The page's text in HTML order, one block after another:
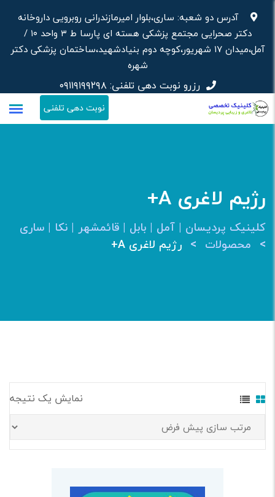
محتوا
آدرس دو شعبه: ساری،بلوار امیرمازندرانی روبرویی داروخانه‌
دکتر صحرایی مجتمع پزشکی هسته ای پارسا ط ۳ واحد ۱۰ /
آمل،میدان ۱۷ شهریور،کوچه دوم بنیادشهید،ساختمان پزشکی دکتر
شهره
رزرو نوبت دهی تلفنی:۰۹۱۱۹۱۹۹۲۹۸
نوبت دهی تلفنی
رژیم لاغری A+
کلینیک پردیسان | آمل | بابل | قائمشهر | نکا | ساری
> محصولات > رژیم لاغری A+
نمایش یک نتیجه